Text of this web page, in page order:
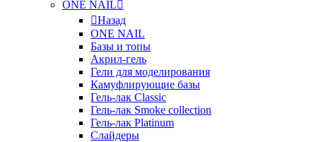
ONE NAIL
Назад
ONE NAIL
Базы и топы
Акрил-гель
Гели для моделирования
Камуфлирующие базы
Гель-лак Classic
Гель-лак Smoke collection
Гель-лак Platinum
Слайдеры